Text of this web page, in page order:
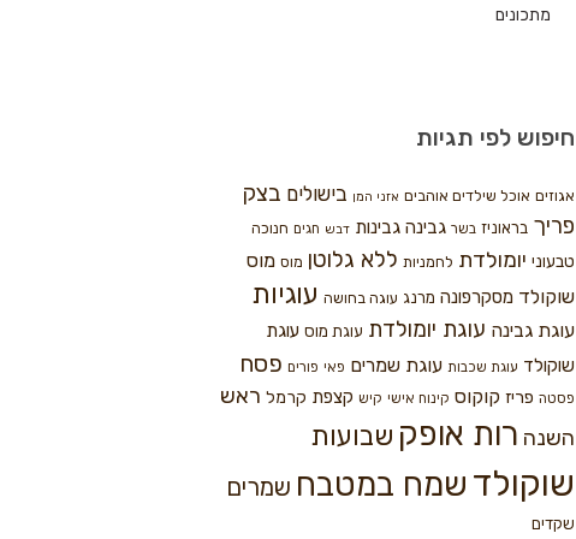
מתכונים
חיפוש לפי תגיות
אגוזים אוכל שילדים אוהבים אזני המן בישולים בצק
פריך בראוניז בשר גבינה גבינות דבש חגים חנוכה
טבעוני יומולדת לחמניות ללא גלוטן מוס מוס
שוקולד מסקרפונה מרנג עוגה בחושה עוגיות
עוגת גבינה עוגת יומולדת עוגת מוס עוגת
שוקולד עוגת שכבות עוגת שמרים פאי פורים פסח
פסטה פריז קוקוס קינוח אישי קיש קצפת קרמל ראש
השנה רות אופק שבועות
שוקולד שמח במטבח שמרים
שקדים